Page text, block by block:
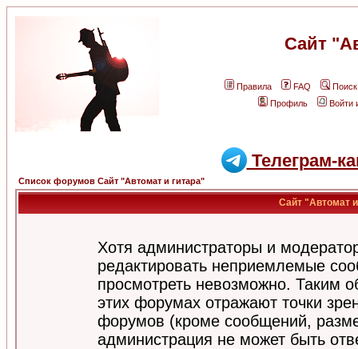
Сайт
Правила FAQ
Поиск
Профиль
Войти
Телеграм-
Список форумов Сайт "Автомат и гитара"
Сайт "Автомат и
Хотя администраторы и
редактировать неприемлемые
просмотреть невозможно. Таким
этих форумах отражают точки
форумов (кроме сообщений,
администрация не может быть